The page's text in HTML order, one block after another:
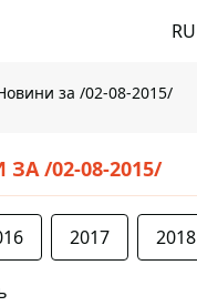
RU
за /02-08-2015/
/02-08-2015/
2017 2018